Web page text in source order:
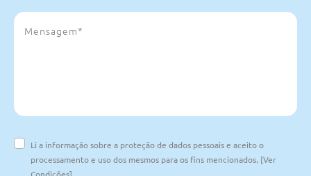
Li a informação sobre a proteção de dados pessoais e aceito o
processamento e uso dos mesmos para os fins mencionados. [Ver